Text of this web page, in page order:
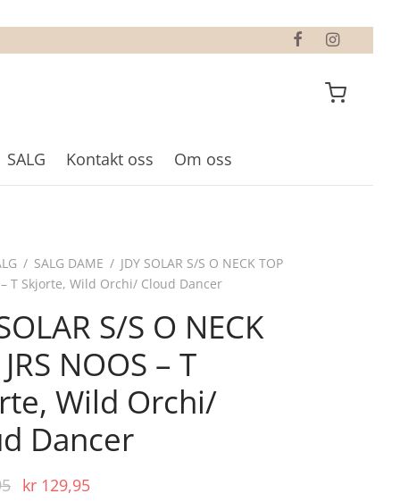
SALG Kontakt oss Om oss
/ SALG DAME / JDY SOLAR S/S O NECK TOP
– T Skjorte, Wild Orchi/ Cloud Dancer
S/S O NECK
NOOS – T
Wild Orchi/
Dancer
Opprinnelig
kr 129,95